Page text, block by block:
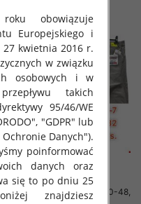
męskie jeans Roz 40-48,
obowiązuje
Europejskiego i
27 kwietnia 2016 r.
w związku
osobowych i w
takich
95/46/WE
"GDPR" lub
Danych").
poinformować
danych oraz
się to po dniu 25
znajdziesz